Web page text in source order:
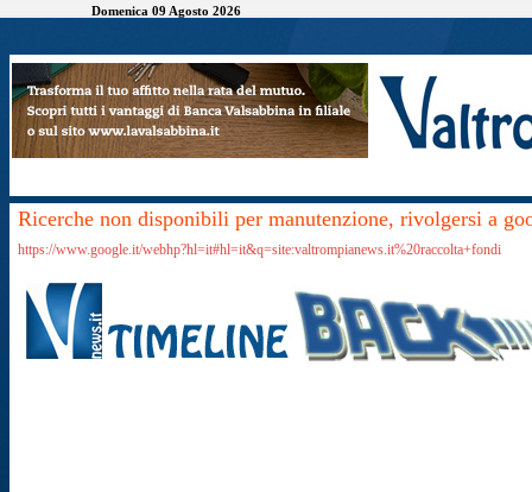
Domenica 09 Agosto 2026
Ricerche non disponibili per manutenzione, rivolgersi a
https://www.google.it/webhp?hl=it#hl=it&q=site:valtrompianews.it%20raccolta+fondi